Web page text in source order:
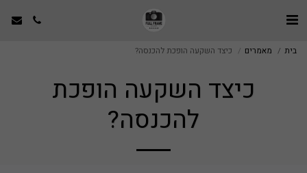
בית מאמרים כיצד השקעה הופכת להכנסה?
כיצד השקעה הופכת
להכנסה?